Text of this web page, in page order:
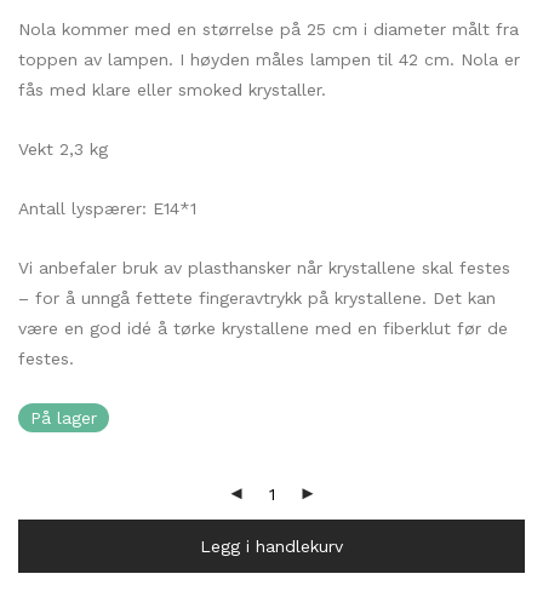
Nola kommer med en størrelse på 25 cm i diameter målt fra
toppen av lampen. I høyden måles lampen til 42 cm. Nola er
fås med klare eller smoked krystaller.
Vekt 2,3 kg
Antall lyspærer: E14*1
Vi anbefaler bruk av plasthansker når krystallene skal festes
– for å unngå fettete fingeravtrykk på krystallene. Det kan
være en god idé å tørke krystallene med en fiberklut før de
festes.
På lager
Legg i handlekurv